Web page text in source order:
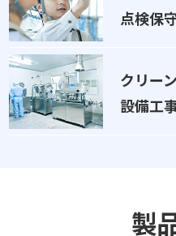
2024年03月07日
日本バイリーン株式会社様より
2023年12月04日
12/9（土曜日） 就職博に参加し
点検保
クリー
設備工
製